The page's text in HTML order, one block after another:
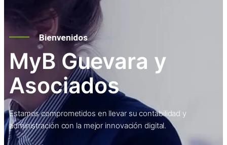
Bienvenidos
MyB Guevara y
Asociados
Estamos comprometidos en llevar su contabilidad y
administración con la mejor innovación digital.